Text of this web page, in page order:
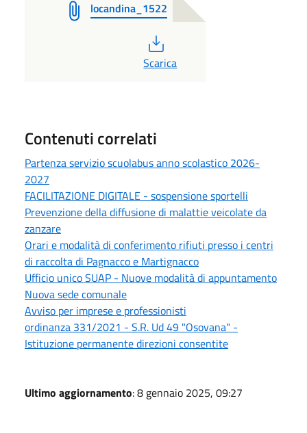
locandina_1522
PDF
Scarica
Contenuti correlati
Partenza servizio scuolabus anno scolastico 2026-
2027
FACILITAZIONE DIGITALE - sospensione sportelli
Prevenzione della diffusione di malattie veicolate da
zanzare
Orari e modalità di conferimento rifiuti presso i centri
di raccolta di Pagnacco e Martignacco
Ufficio unico SUAP - Nuove modalità di appuntamento
Nuova sede comunale
Avviso per imprese e professionisti
ordinanza 331/2021 - S.R. Ud 49 "Osovana" -
Istituzione permanente direzioni consentite
Ultimo aggiornamento: 8 gennaio 2025, 09:27